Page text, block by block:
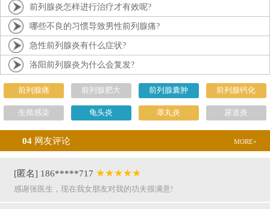
前列腺炎怎样进行治疗才有效呢?
哪些不良的习惯导致男性前列腺痛?
急性前列腺炎有什么症状?
洛阳前列腺炎为什么会复发?
前列腺痛 前列腺肥大 前列腺囊肿 前列腺钙化
生殖感染 龟头炎 睾丸炎 尿道炎
04 网友评论 MORE+
[匿名] 186*****717 ★★★★★
感谢张医生，现在我女朋友对我的功夫很满意!